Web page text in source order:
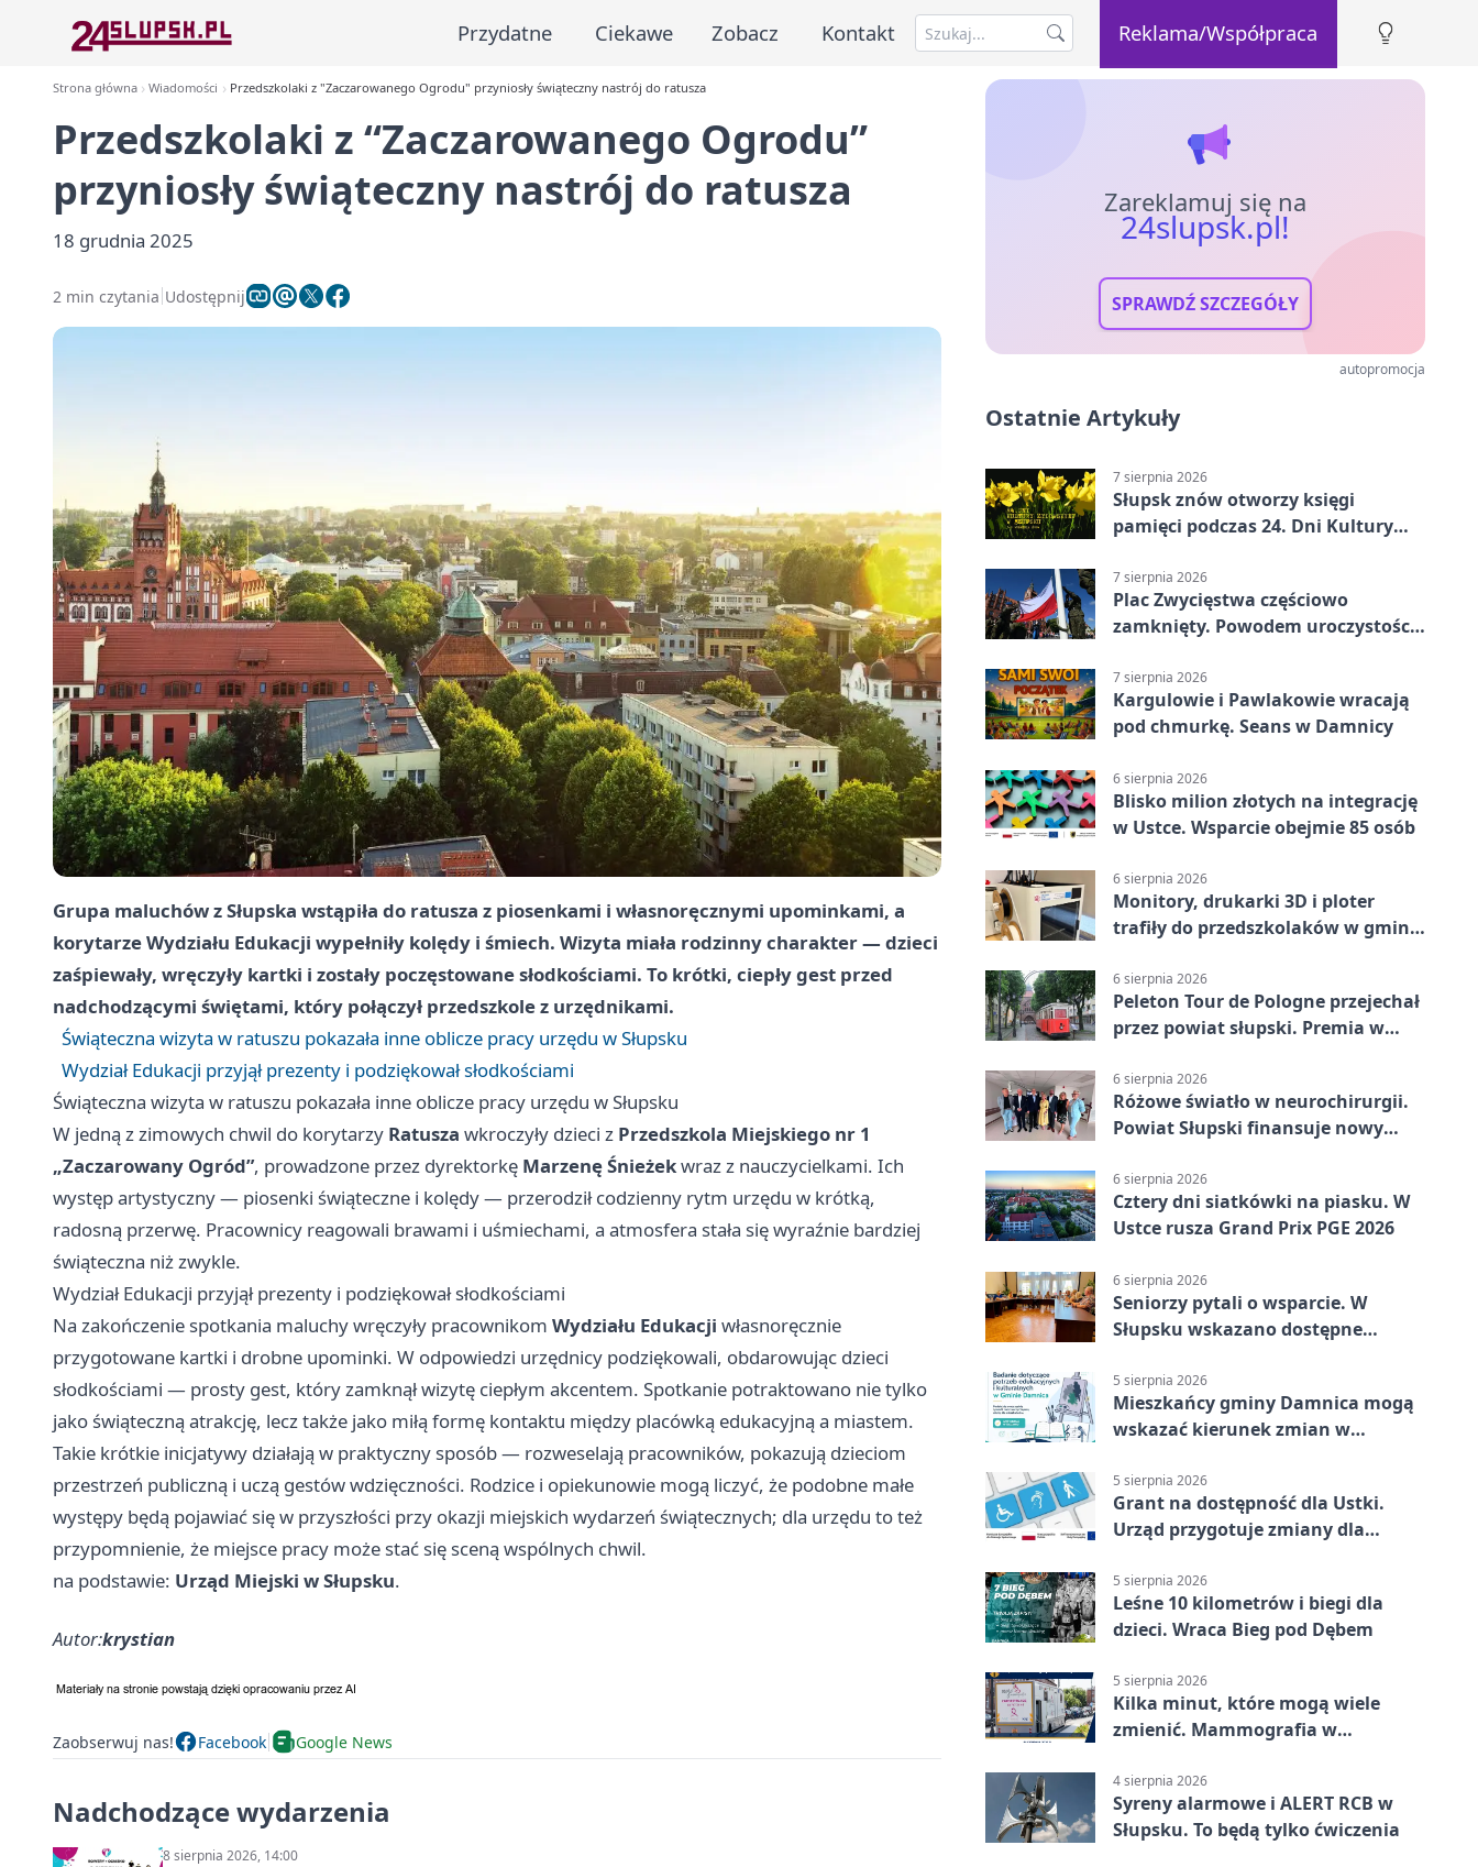
Przydatne Ciekawe Zobacz Kontakt Reklama/Współpraca
Strona główna Wiadomości Przedszkolaki z "Zaczarowanego Ogrodu" przyniosły świąteczny nastrój do ratusza
Przedszkolaki z “Zaczarowanego Ogrodu”
przyniosły świąteczny nastrój do ratusza
18 grudnia 2025
2 min czytania Udostępnij
Grupa maluchów z Słupska wstąpiła do ratusza z piosenkami i własnoręcznymi upominkami, a
korytarze Wydziału Edukacji wypełniły kolędy i śmiech. Wizyta miała rodzinny charakter — dzieci
zaśpiewały, wręczyły kartki i zostały poczęstowane słodkościami. To krótki, ciepły gest przed
nadchodzącymi świętami, który połączył przedszkole z urzędnikami.
Świąteczna wizyta w ratuszu pokazała inne oblicze pracy urzędu w Słupsku
Wydział Edukacji przyjął prezenty i podziękował słodkościami
Świąteczna wizyta w ratuszu pokazała inne oblicze pracy urzędu w Słupsku
W jedną z zimowych chwil do korytarzy Ratusza wkroczyły dzieci z Przedszkola Miejskiego nr 1
„Zaczarowany Ogród”, prowadzone przez dyrektorkę Marzenę Śnieżekwraz z nauczycielkami. Ich
występ artystyczny — piosenki świąteczne i kolędy — przerodził codzienny rytm urzędu w krótką,
radosną przerwę. Pracownicy reagowali brawami i uśmiechami, a atmosfera stała się wyraźnie bardziej
świąteczna niż zwykle.
Wydział Edukacji przyjął prezenty i podziękował słodkościami
Na zakończenie spotkania maluchy wręczyły pracownikom Wydziału Edukacji własnoręcznie
przygotowane kartki i drobne upominki. W odpowiedzi urzędnicy podziękowali, obdarowując dzieci
słodkościami — prosty gest, który zamknął wizytę ciepłym akcentem. Spotkanie potraktowano nie tylko
jako świąteczną atrakcję, lecz także jako miłą formę kontaktu między placówką edukacyjną a miastem.
Takie krótkie inicjatywy działają w praktyczny sposób — rozweselają pracowników, pokazują dzieciom
przestrzeń publiczną i uczą gestów wdzięczności. Rodzice i opiekunowie mogą liczyć, że podobne małe
występy będą pojawiać się w przyszłości przy okazji miejskich wydarzeń świątecznych; dla urzędu to też
przypomnienie, że miejsce pracy może stać się sceną wspólnych chwil.
na podstawie: Urząd Miejski w Słupsku.
Autor:krystian
Zaobserwuj nas! Facebook Google News
Nadchodzące wydarzenia
8 sierpnia 2026, 14:00
Zareklamuj się na
24slupsk.pl!
SPRAWDŹ SZCZEGÓŁY
autopromocja
Ostatnie Artykuły
7 sierpnia 2026
Słupsk znów otworzy księgi
pamięci podczas 24. Dni Kultury
7 sierpnia 2026
Plac Zwycięstwa częściowo
zamknięty. Powodem uroczystości
7 sierpnia 2026
Kargulowie i Pawlakowie wracają
pod chmurkę. Seans w Damnicy
6 sierpnia 2026
Blisko milion złotych na integrację
w Ustce. Wsparcie obejmie 85 osób
6 sierpnia 2026
Monitory, drukarki 3D i ploter
trafiły do przedszkolaków w gminie
6 sierpnia 2026
Peleton Tour de Pologne przejechał
przez powiat słupski. Premia w
6 sierpnia 2026
Różowe światło w neurochirurgii.
Powiat Słupski finansuje nowy
6 sierpnia 2026
Cztery dni siatkówki na piasku. W
Ustce rusza Grand Prix PGE 2026
6 sierpnia 2026
Seniorzy pytali o wsparcie. W
Słupsku wskazano dostępne
5 sierpnia 2026
Mieszkańcy gminy Damnica mogą
wskazać kierunek zmian w
5 sierpnia 2026
Grant na dostępność dla Ustki.
Urząd przygotuje zmiany dla
5 sierpnia 2026
Leśne 10 kilometrów i biegi dla
dzieci. Wraca Bieg pod Dębem
5 sierpnia 2026
Kilka minut, które mogą wiele
zmienić. Mammografia w
4 sierpnia 2026
Syreny alarmowe i ALERT RCB w
Słupsku. To będą tylko ćwiczenia